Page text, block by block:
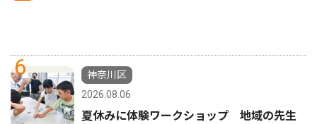
6
神奈川区
2026.08.06
夏休みに体験ワークショップ 地域の先生